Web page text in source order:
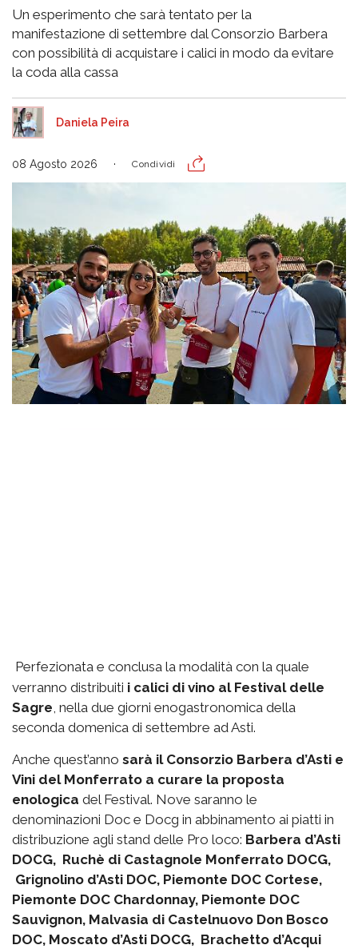
Un esperimento che sarà tentato per la
manifestazione di settembre dal Consorzio Barbera
con possibilità di acquistare i calici in modo da evitare
la coda alla cassa
Daniela Peira
08 Agosto 2026 Condividi
Perfezionata e conclusa la modalità con la quale
verranno distribuiti i calici di vino al Festival delle
Sagre, nella due giorni enogastronomica della
seconda domenica di settembre ad Asti.
Anche quest’anno sarà il Consorzio Barbera d’Asti e
Vini del Monferrato a curare la proposta
enologica del Festival. Nove saranno le
denominazioni Doc e Docg in abbinamento ai piatti in
distribuzione agli stand delle Pro loco: Barbera d’Asti
DOCG, Ruchè di Castagnole Monferrato DOCG,
Grignolino d’Asti DOC, Piemonte DOC Cortese,
Piemonte DOC Chardonnay, Piemonte DOC
Sauvignon, Malvasia di Castelnuovo Don Bosco
DOC, Moscato d’Asti DOCG, Brachetto d’Acqui